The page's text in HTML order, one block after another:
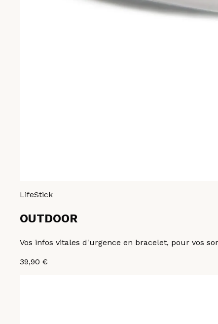
LifeStick
OUTDOOR
Vos infos vitales d'urgence en bracelet, pour vos
39,90 €